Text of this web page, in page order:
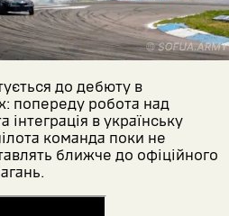
до дебюту в
попереду робота над
інтеграція в українську
команда поки не
ближче до офіційного